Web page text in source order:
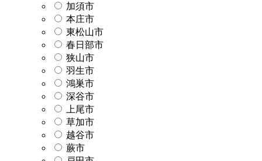
加須市
本庄市
東松山市
春日部市
狭山市
羽生市
鴻巣市
深谷市
上尾市
草加市
越谷市
蕨市